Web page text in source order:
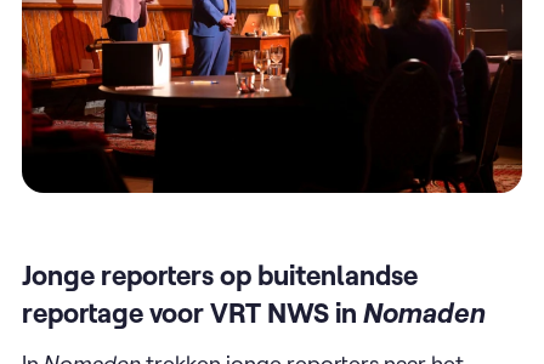
Jonge reporters op buitenlandse
reportage voor VRT NWS in Nomaden